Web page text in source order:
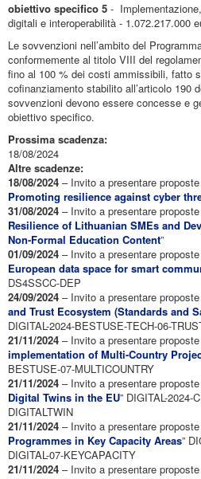
obiettivo specifico 5 -
digitali e interoperabilità - 1.072.217.000
Le sovvenzioni nell’ambito del
conformemente al titolo VIII del
fino al 100 % dei costi ammissibili, fatto
cofinanziamento stabilito all’articolo 190
sovvenzioni devono essere concesse e
obiettivo specifico.
Prossima scadenza:
18/08/2024
Altre scadenze:
18/08/2024 – Invito a presentare proposte
Promoting resilience against cyber
31/08/2024 – Invito a presentare proposte
Resilience of Lithuanian SMEs and
Non-Formal Education Content”
01/09/2024 – Invito a presentare proposte
European data space for smart
DS4SSCC-DEP
24/09/2024 – Invito a presentare proposte
and Trust Ecosystem (Standards and
DIGITAL-2024-BESTUSE-TECH-06-
21/11/2024 – Invito a presentare proposte
implementation of Multi-Country
BESTUSE-07-MULTICOUNTRY
21/11/2024 – Invito a presentare proposte
Digital Twins in the EU” DIGITAL-2024-
DIGITALTWIN
21/11/2024 – Invito a presentare proposte
Programmes in Key Capacity Areas”
DIGITAL-07-KEYCAPACITY
21/11/2024 – Invito a presentare proposte